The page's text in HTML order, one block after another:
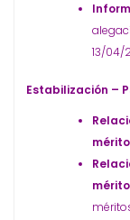
13/04/
Estabilización –